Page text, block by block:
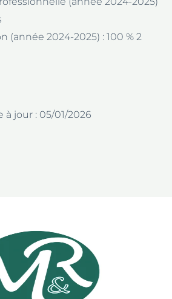
(année 2024-2025) : 100 % 2
à jour : 05/01/2026